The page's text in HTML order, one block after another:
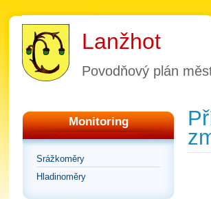
Lanžhot
Povodňový plán
Monitoring
Srážkoměry
Hladinoměry